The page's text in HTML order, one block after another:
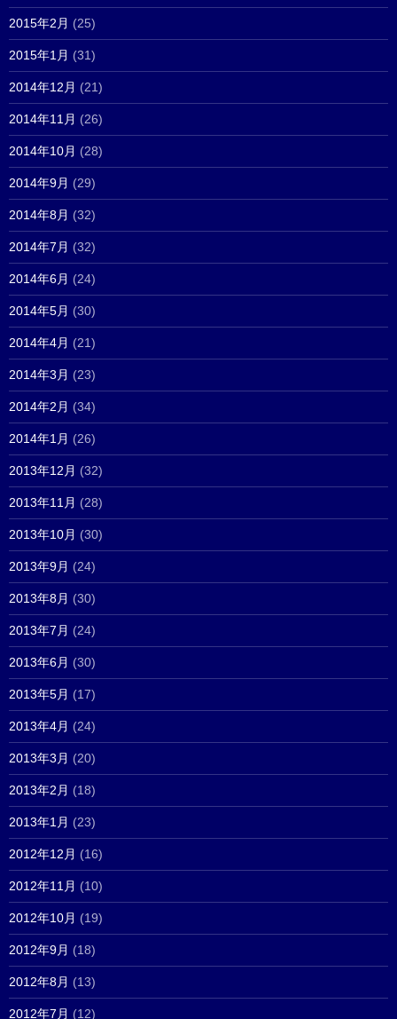
2015年2月 (25)
2015年1月 (31)
2014年12月 (21)
2014年11月 (26)
2014年10月 (28)
2014年9月 (29)
2014年8月 (32)
2014年7月 (32)
2014年6月 (24)
2014年5月 (30)
2014年4月 (21)
2014年3月 (23)
2014年2月 (34)
2014年1月 (26)
2013年12月 (32)
2013年11月 (28)
2013年10月 (30)
2013年9月 (24)
2013年8月 (30)
2013年7月 (24)
2013年6月 (30)
2013年5月 (17)
2013年4月 (24)
2013年3月 (20)
2013年2月 (18)
2013年1月 (23)
2012年12月 (16)
2012年11月 (10)
2012年10月 (19)
2012年9月 (18)
2012年8月 (13)
2012年7月 (12)